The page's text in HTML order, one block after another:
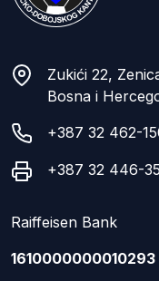
Zukići 22,
Bosna i
+387 32 462-
+387 32 446-
Raiffeisen Bank
1610000000010293